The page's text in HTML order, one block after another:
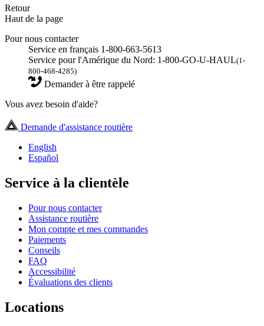
Retour
Haut de la page
Pour nous contacter
Service en français 1-800-663-5613
Service pour l'Amérique du Nord: 1-800-GO-U-HAUL(1-
800-468-4285)
Demander à être rappelé
Vous avez besoin d'aide?
Demande d'assistance routière
English
Español
Service à la clientèle
Pour nous contacter
Assistance routière
Mon compte et mes commandes
Paiements
Conseils
FAQ
Accessibilité
Évaluations des clients
Locations